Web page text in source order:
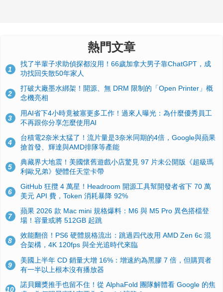
熱門文章
1
找了半輩子求助偵探都沒用！66歲加拿大男子靠ChatGPT，成
功找回失散50年家人
2
打破大廠墨水綁架！開源、無 DRM 限制的「Open Printer」概
念機亮相
3
用AI省下4小時竟被塞更多工作！過來人曝光：為什麼優秀員工
不再跟你分享怎麼使用AI
4
台積電2奈米太猛了！流片量是3奈米同期的4倍，Google與蘋果
搶首發、輝達與AMD排隊等產能
5
典藏界大地震！美國懷舊遊戲小店驚見 97 片未公開版《超級瑪
利歐兄弟》變體任天堂卡帶
6
GitHub 狂攬 4 萬星！Headroom 開源工具幫開發者省下 70 萬
美元 API 費，Token 消耗暴降 92%
7
蘋果 2026 款 Mac mini 規格爆料：M6 與 M5 Pro 異色搭檔登
場！容量或將 512GB 起跳
8
效能翻倍！PS6 硬體規格流出：跳過四代改用 AMD Zen 6c 混
合架構，4K 120fps 與全光追時代來臨
9
美國上半年 CD 銷量大增 16%：增速約為黑膠 7 倍，但購買者
有一半以上根本沒有播放器
10
諾貝爾獎推手也留不住！從 AlphaFold 團隊解體看 Google 的焦